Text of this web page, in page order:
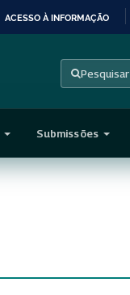
ACESSO À INFORMAÇÃO
Pesquisar
Submissões